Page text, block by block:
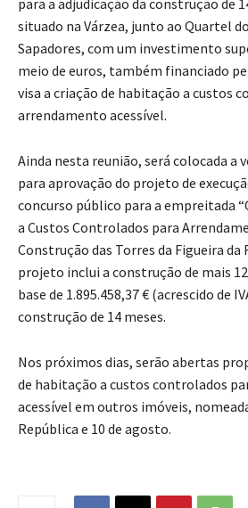
situado na Várzea, junto ao Quartel
Sapadores, com um investimento
meio de euros, também financiado
visa a criação de habitação a custos
arrendamento acessível.
Ainda nesta reunião, será colocada a
para aprovação do projeto de
concurso público para a empreitada
a Custos Controlados para
Construção das Torres da Figueira da
projeto inclui a construção de mais
base de 1.895.458,37 € (acrescido de
construção de 14 meses.
Nos próximos dias, serão abertas
de habitação a custos controlados
acessível em outros imóveis,
República e 10 de agosto.